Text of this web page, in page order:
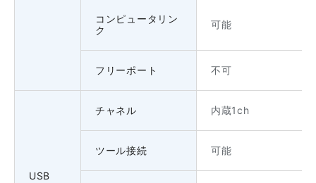
コンピュータリン
ク
可能
フリーポート 不可
USB
チャネル 内蔵1ch
ツール接続 可能